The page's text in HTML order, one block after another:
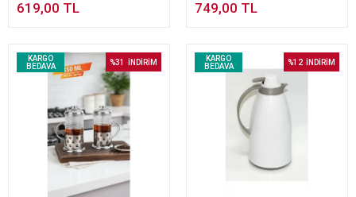
619,00 TL 749,00 TL
KARGO
BEDAVA
%31 İNDİRİM
KARGO
BEDAVA
%12 İNDİRİM